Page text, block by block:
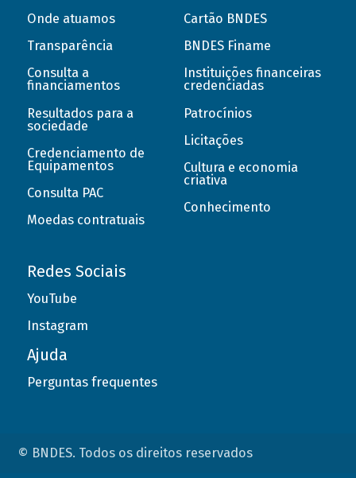
Onde atuamos
Transparência
Consulta a
financiamentos
Resultados para a
sociedade
Credenciamento de
Equipamentos
Consulta PAC
Moedas contratuais
Cartão BNDES
BNDES Finame
Instituições financeiras
credenciadas
Patrocínios
Licitações
Cultura e economia
criativa
Conhecimento
Redes Sociais
YouTube
Instagram
Ajuda
Perguntas frequentes
© BNDES. Todos os direitos reservados